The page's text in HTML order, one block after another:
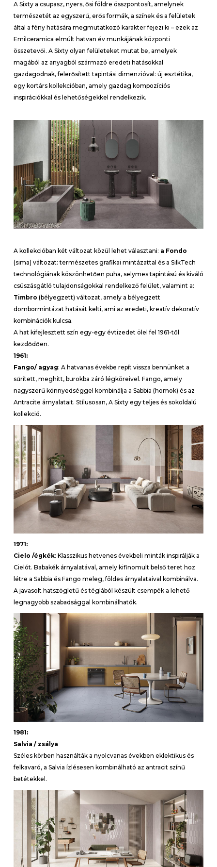
A Sixty a csupasz, nyers, ősi földre összpontosít, amelynek
természetét az egyszerű, erős formák, a színek és a felületek
által a fény hatására megmutatkozó karakter fejezi ki – ezek az
Emilceramica elmúlt hatvan év munkájának központi
összetevői. A Sixty olyan felületeket mutat be, amelyek
magából az anyagból származó eredeti hatásokkal
gazdagodnak, felerősített tapintási dimenzióval: új esztétika,
egy kortárs kollekcióban, amely gazdag kompozíciós
inspirációkkal és lehetőségekkel rendelkezik.
A kollekcióban két változat közül lehet választani: a Fondo
(sima) változat: természetes grafikai mintázattal és a SilkTech
technológiának köszönhetően puha, selymes tapintású és kiváló
csúszásgátló tulajdonságokkal rendelkező felület, valamint a:
Timbro (bélyegzett) változat, amely a bélyegzett
dombormintázat hatását kelti, ami az eredeti, kreatív dekoratív
kombinációk kulcsa.
A hat kifejlesztett szín egy-egy évtizedet ölel fel 1961-től
kezdődően.
1961:
Fango/ agyag: A hatvanas évekbe repít vissza bennünket a
sűrített, meghitt, burokba záró légköreivel. Fango, amely
nagyszerű könnyedséggel kombinálja a Sabbia (homok) és az
Antracite árnyalatait. Stílusosan, A Sixty egy teljes és sokoldalú
kollekció.
1971:
Cielo /égkék: Klasszikus hetvenes évekbeli minták inspirálják a
Cielót. Babakék árnyalatával, amely kifinomult belső teret hoz
létre a Sabbia és Fango meleg, földes árnyalataival kombinálva.
A javasolt hatszögletű és téglából készült csempék a lehető
legnagyobb szabadsággal kombinálhatók.
1981:
Salvia / zsálya
Széles körben használták a nyolcvanas években eklektikus és
felkavaró, a Salvia ízlésesen kombinálható az antracit színű
betétekkel.